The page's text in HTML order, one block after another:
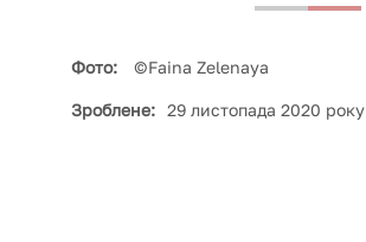
Фото: ©Faina Zelenaya
Зроблене: 29 листопада 2020 року